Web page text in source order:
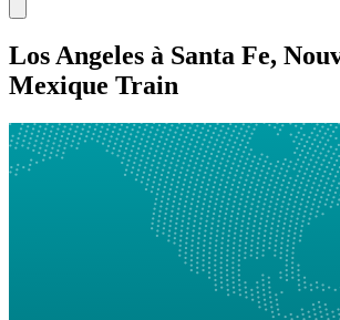
Los Angeles à Santa Fe,
Mexique Train